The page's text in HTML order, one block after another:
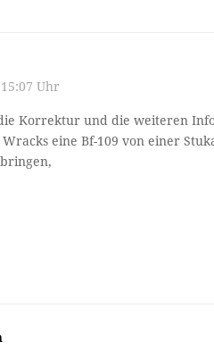
Uhr
Korrektur und die weiteren
Wracks eine Bf-109 von einer